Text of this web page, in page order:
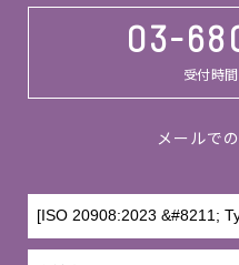
03-
受付時
メールで